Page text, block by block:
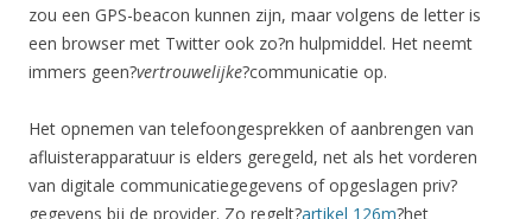
zou een GPS-beacon kunnen zijn, maar volgens de letter is
een browser met Twitter ook zo?n hulpmiddel. Het neemt
immers geen?vertrouwelijke?communicatie op.
Het opnemen van telefoongesprekken of aanbrengen van
afluisterapparatuur is elders geregeld, net als het vorderen
van digitale communicatiegegevens of opgeslagen priv?
gegevens bij de provider. Zo regelt?artikel 126m?het